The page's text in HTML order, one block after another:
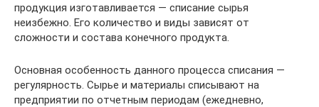
продукция изготавливается — списание сырья
неизбежно. Его количество и виды зависят от
сложности и состава конечного продукта.
Основная особенность данного процесса списания —
регулярность. Сырье и материалы списывают на
предприятии по отчетным периодам (ежедневно,